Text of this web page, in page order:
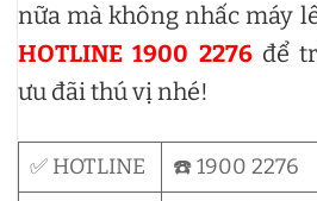
nữa mà không nhấc máy
HOTLINE 1900 2276để
ưu đãi thú vị nhé!
✅ HOTLINE
☎️ 1900 2276